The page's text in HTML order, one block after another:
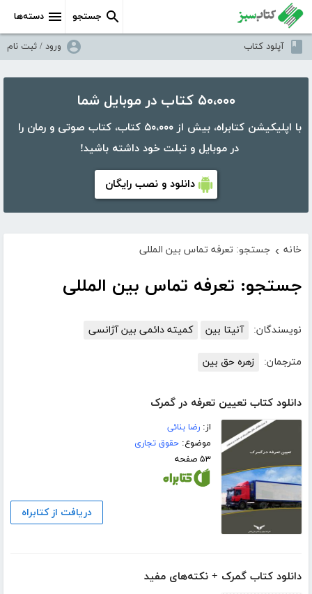
دسته‌ها جستجو
آپلود کتاب ورود / ثبت نام
۵۰،۰۰۰ کتاب در موبایل شما
با اپلیکیشن کتابراه، بیش از ۵۰،۰۰۰ کتاب، کتاب صوتی و رمان را
در موبایل و تبلت خود داشته باشید!
دانلود و نصب رایگان
خانه › جستجو: تعرفه تماس بین المللی
جستجو: تعرفه تماس بین المللی
نویسندگان: آنیتا بین کمیته دائمی بین آژانسی
مترجمان: زهره حق بین
دانلود کتاب تعیین تعرفه در گمرک
از:رضا بنائی
موضوع:حقوق تجاری
۵۳ صفحه
دریافت از کتابراه
دانلود کتاب گمرک + نکته‌های مفید